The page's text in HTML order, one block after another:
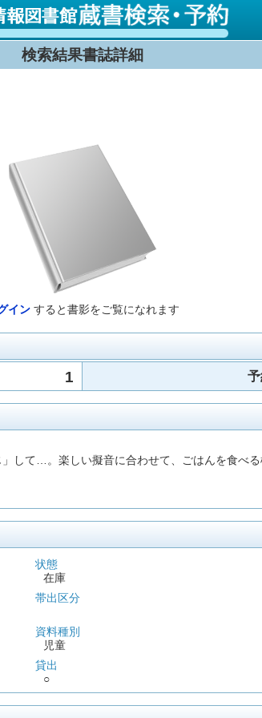
検索結果書誌詳細
イン すると書影をご覧になれます
1
して…。楽しい擬音に合わせて、ごはんを食べ
状態
在庫
帯出区分
資料種別
児童
貸出
○